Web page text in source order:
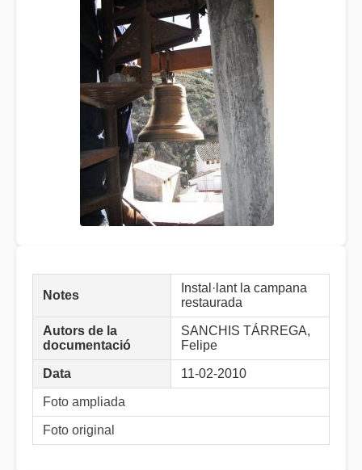
Notes
Instal·lant la campana
restaurada
Autors de la
documentació
SANCHIS TÁRREGA,
Felipe
Data 11-02-2010
Foto ampliada
Foto original